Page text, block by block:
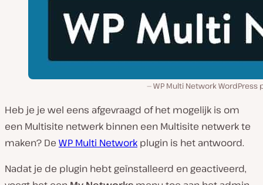
WP Multi Network WordPress
Heb je je wel eens afgevraagd of het mogelijk is om
een Multisite netwerk binnen een Multisite netwerk te
maken? De WP Multi Network plugin is het antwoord.
Nadat je de plugin hebt geïnstalleerd en geactiveerd,